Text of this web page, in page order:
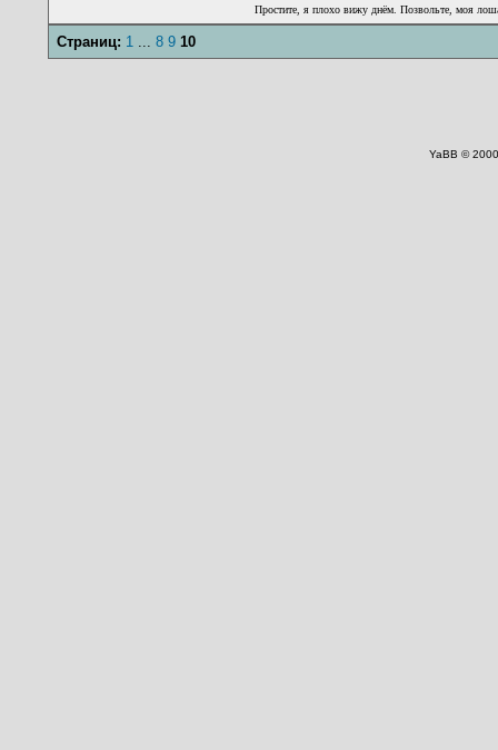
Простите, я плохо вижу днём. Позвольте, моя
Страниц: 1... 8 9 10
YaBB ©